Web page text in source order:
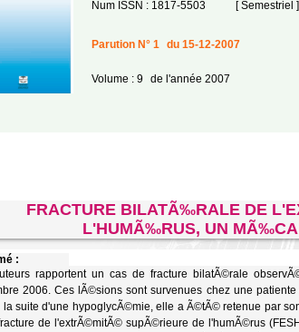
Num ISSN : 1817-5503 [ Semestriel ]
Parution N° 1 du 15-12-2007
Volume : 9 de l'année 2007
FRACTURE BILATÃ‰RALE DE
L'HUMÃ‰RUS, UN
:
rapportent un cas de fracture bilatÃ©rale
2006. Ces lÃ©sions sont survenues chez une
suite d'une hypoglycÃ©mie, elle a Ã©tÃ© retenue par
de l'extrÃ©mitÃ© supÃ©rieure de l'humÃ©rus